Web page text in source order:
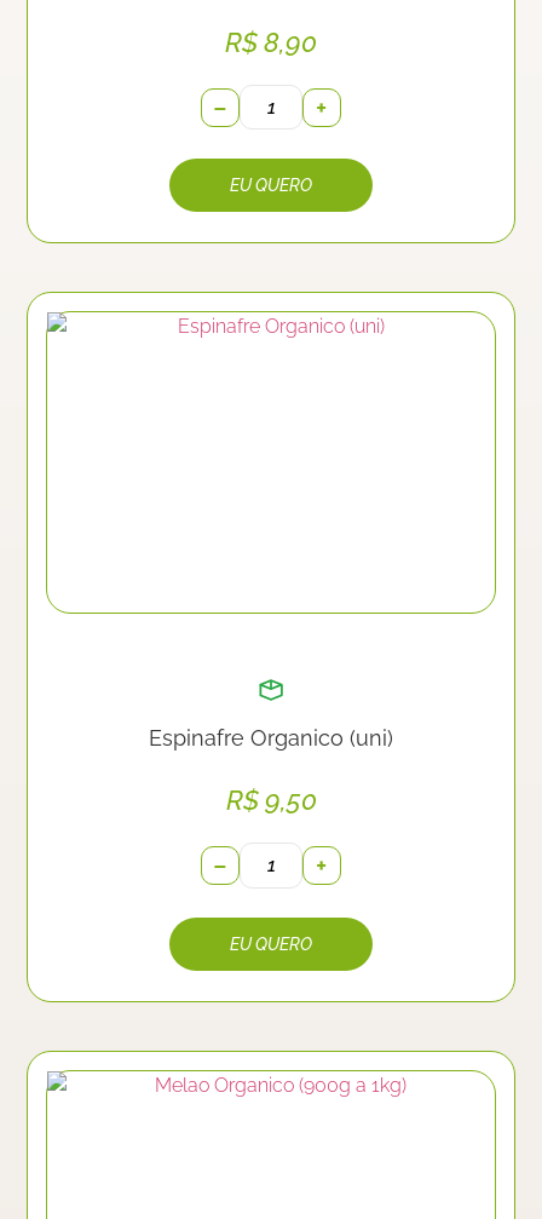
R$8,90
− +
Espinafre Organico (uni)
R$9,50
− +